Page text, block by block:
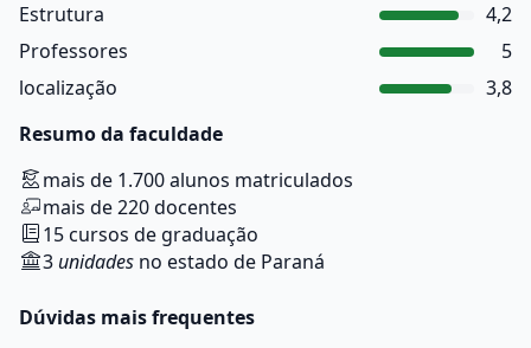
Estrutura
4,2
Professores
5
localização
3,8
Resumo da faculdade
mais de 1.700 alunos matriculados
mais de 220 docentes
15 cursos de graduação
3unidades no estado de Paraná
Dúvidas mais frequentes